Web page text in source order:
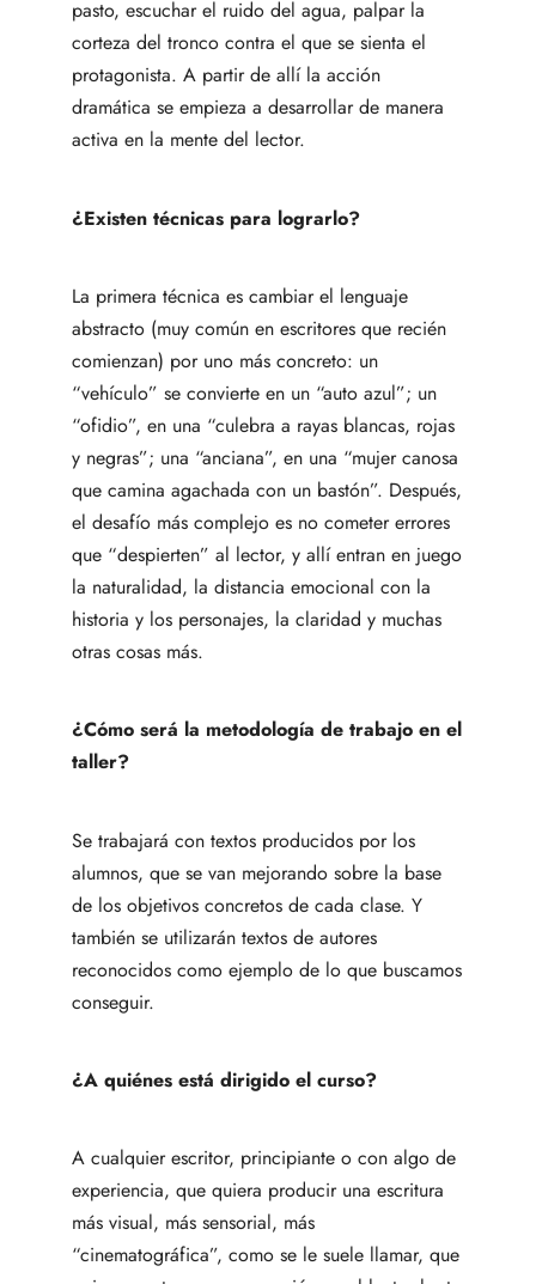
pasto, escuchar el ruido del agua, palpar la
corteza del tronco contra el que se sienta el
protagonista. A partir de allí la acción
dramática se empieza a desarrollar de manera
activa en la mente del lector.
¿Existen técnicas para lograrlo?
La primera técnica es cambiar el lenguaje
abstracto (muy común en escritores que recién
comienzan) por uno más concreto: un
“vehículo” se convierte en un “auto azul”; un
“ofidio”, en una “culebra a rayas blancas, rojas
y negras”; una “anciana”, en una “mujer canosa
que camina agachada con un bastón”. Después,
el desafío más complejo es no cometer errores
que “despierten” al lector, y allí entran en juego
la naturalidad, la distancia emocional con la
historia y los personajes, la claridad y muchas
otras cosas más.
¿Cómo será la metodología de trabajo en el
taller?
Se trabajará con textos producidos por los
alumnos, que se van mejorando sobre la base
de los objetivos concretos de cada clase. Y
también se utilizarán textos de autores
reconocidos como ejemplo de lo que buscamos
conseguir.
¿A quiénes está dirigido el curso?
A cualquier escritor, principiante o con algo de
experiencia, que quiera producir una escritura
más visual, más sensorial, más
“cinematográfica”, como se le suele llamar, que